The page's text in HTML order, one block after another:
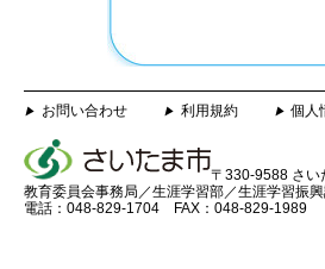
▶ お問い合わせ ▶ 利用規約 ▶ 個人
〒330-9588 さい
教育委員会事務局／生涯学習部／生涯学習振
電話：048-829-1704 FAX：048-829-1989